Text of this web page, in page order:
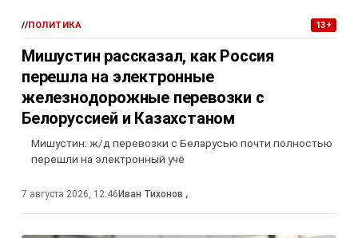
//ПОЛИТИКА 13+
Мишустин рассказал, как Россия
перешла на электронные
железнодорожные перевозки с
Белоруссией и Казахстаном
Мишустин: ж/д перевозки с Беларусью почти полностью
перешли на электронный учё
7 августа 2026, 12:46Иван Тихонов ,